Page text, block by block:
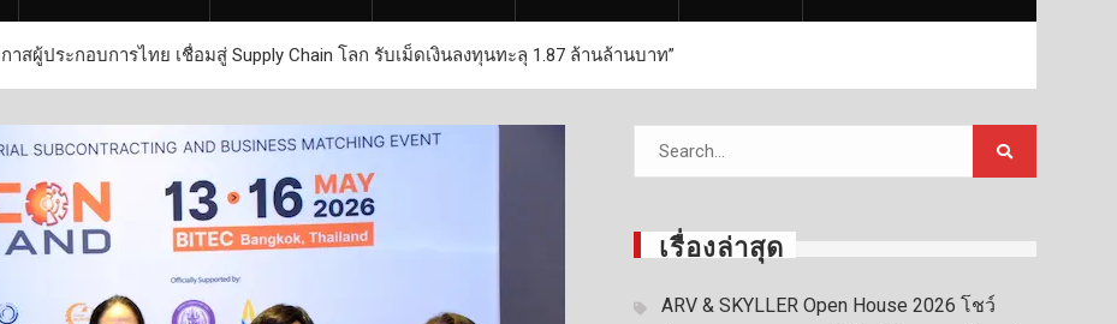
กาสผู้ประกอบการไทย เชื่อมสู่ Supply Chain โลก รับเม็ดเงินลงทุนทะลุ 1.87 ล้านล้านบาท”
Search
for:
เรื่องล่าสุด
ARV & SKYLLER Open House 2026 โชว์